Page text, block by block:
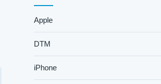
Apple
DTM
iPhone